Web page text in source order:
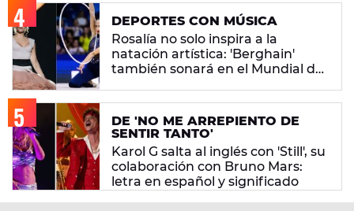
DEPORTES CON MÚSICA
Rosalía no solo inspira a la
natación artística: 'Berghain'
también sonará en el Mundial de
DE 'NO ME ARREPIENTO DE
SENTIR TANTO'
Karol G salta al inglés con 'Still', su
colaboración con Bruno Mars:
letra en español y significado